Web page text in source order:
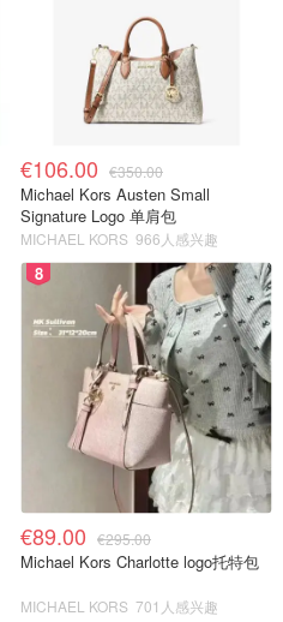
€106.00 €350.00
Michael Kors Austen Small
Signature Logo 单肩包
MICHAEL KORS 966人感兴趣
8
€89.00 €295.00
Michael Kors Charlotte logo托特包
MICHAEL KORS 701人感兴趣